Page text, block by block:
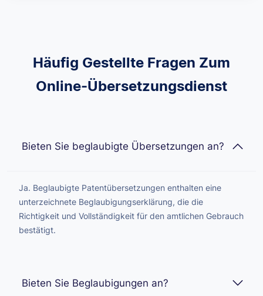
Häufig Gestellte Fragen Zum
Online-Übersetzungsdienst
Bieten Sie beglaubigte Übersetzungen an?
Ja. Beglaubigte Patentübersetzungen enthalten eine
unterzeichnete Beglaubigungserklärung, die die
Richtigkeit und Vollständigkeit für den amtlichen Gebrauch
bestätigt.
Bieten Sie Beglaubigungen an?